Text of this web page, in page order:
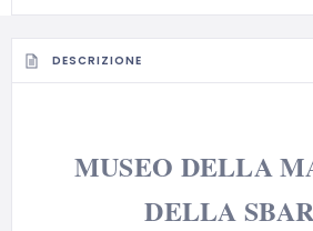
DESCRIZIONE
MUSEO DELLA
DELLA